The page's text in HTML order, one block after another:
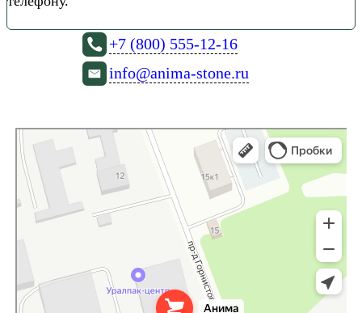
+7 (800) 555-12-16
info@anima-stone.ru
Екатеринбург
Проезд Горнистов, 14 — Яндекс Карты